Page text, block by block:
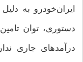
ایران‌خودرو به
دستوری، توان
درآمدهای جاری